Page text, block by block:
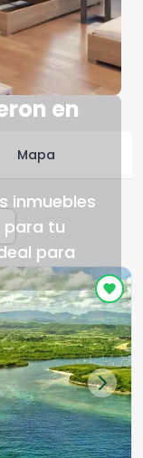
en
inmuebles
para tu
para
Mapa